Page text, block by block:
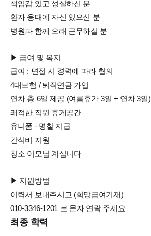
책임감 있고 성실하신 분
환자 응대에 자신 있으신 분
병원과 함께 오래 근무하실 분
▶ 급여 및 복지
급여 : 면접 시 경력에 따라 협의
4대보험 / 퇴직연금 가입
연차 총 6일 제공 (여름휴가 3일 + 연차 3일)
쾌적한 직원 휴게공간
유니폼 · 명찰 지급
간식비 지원
청소 이모님 계십니다
▶ 지원방법
이력서 보내주시고 (희망급여기재)
010-3346-1201 로 문자 연락 주세요
최종 학력